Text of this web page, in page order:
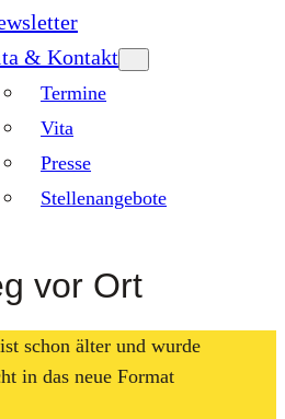
& Kontakt
Termine
Vita
Presse
Stellenangebote
vor Ort
schon älter und wurde
in das neue Format